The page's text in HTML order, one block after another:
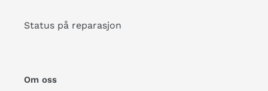
Status på reparasjon
Om oss